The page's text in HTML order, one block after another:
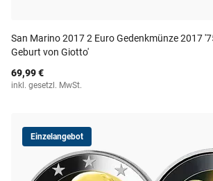
San Marino 2017 2 Euro Gedenkmünze 2017
Geburt von Giotto'
69,99 €
inkl. gesetzl. MwSt.
Einzelangebot